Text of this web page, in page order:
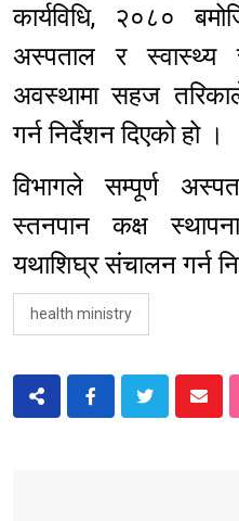
कार्यविधि, २०८०
अस्पताल र स्वास्थ्य
अवस्थामा सहज
गर्न निर्देशन दिएको हो ।
विभागले सम्पूर्ण
स्तनपान कक्ष
यथाशिघ्र संचालन गर्न
health ministry